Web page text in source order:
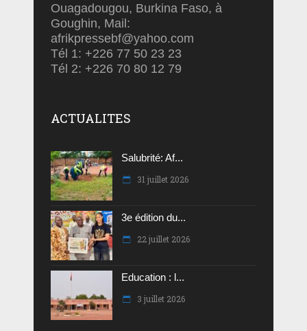
Ouagadougou, Burkina Faso, à
Goughin, Mail:
afrikpressebf@yahoo.com
Tél 1: +226 77 50 23 23
Tél 2: +226 70 80 12 79
ACTUALITES
Salubrité: Af...
31 juillet 2026
3e édition du...
22 juillet 2026
Education : l...
3 juillet 2026